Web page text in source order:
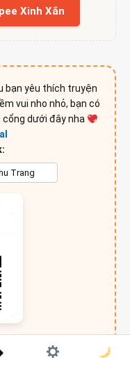
Xinh Xắn
bạn yêu thích truyện
vui nho nhỏ, bạn có
dưới đây nha